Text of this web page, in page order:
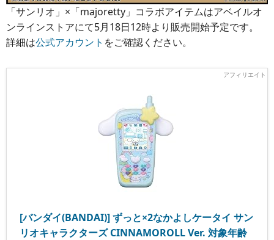
「サンリオ」×「majoretty」コラボアイテムはアベイルオ
ンラインストアにて5月18日12時より販売開始予定です。
詳細は公式アカウント をご確認ください。
[バンダイ(BANDAI)] ずっと×2なかよしケータイ サン
リオキャラクターズ CINNAMOROLL Ver. 対象年齢